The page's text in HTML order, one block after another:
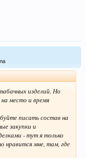
изделий. Но
место и время
писать состав на
закупки и
- тут я только
нравится мне, там, где